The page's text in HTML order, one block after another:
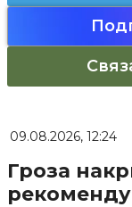
09.08.2026, 12:24
Гроза